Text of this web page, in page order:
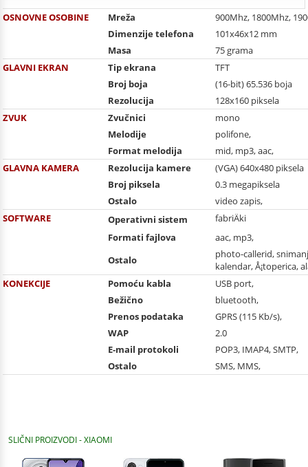
OSNOVNE OSOBINE Mreža
900Mhz, 1800Mhz,
Dimenzije telefona
101x46x12 mm
Masa
75 grama
GLAVNI EKRAN
Tip ekrana
TFT
Broj boja
(16-bit) 65.536 boja
Rezolucija
128x160 piksela
ZVUK
Zvučnici
mono
Melodije
polifone,
Format melodija
mid, mp3, aac,
GLAVNA KAMERA
Rezolucija kamere
(VGA) 640x480 piksela
Broj piksela
0.3 megapiksela
Ostalo
video zapis,
SOFTWARE
Operativni sistem
fabriÄki
Formati fajlova
aac, mp3,
Ostalo
photo-callerid,
kalendar, Å¡toperica,
KONEKCIJE
Pomoću kabla
USB port,
Bežično
bluetooth,
Prenos podataka
GPRS (115 Kb/s),
WAP
2.0
E-mail protokoli
POP3, IMAP4, SMTP,
Ostalo
SMS, MMS,
SLIČNI PROIZVODI - XIAOMI